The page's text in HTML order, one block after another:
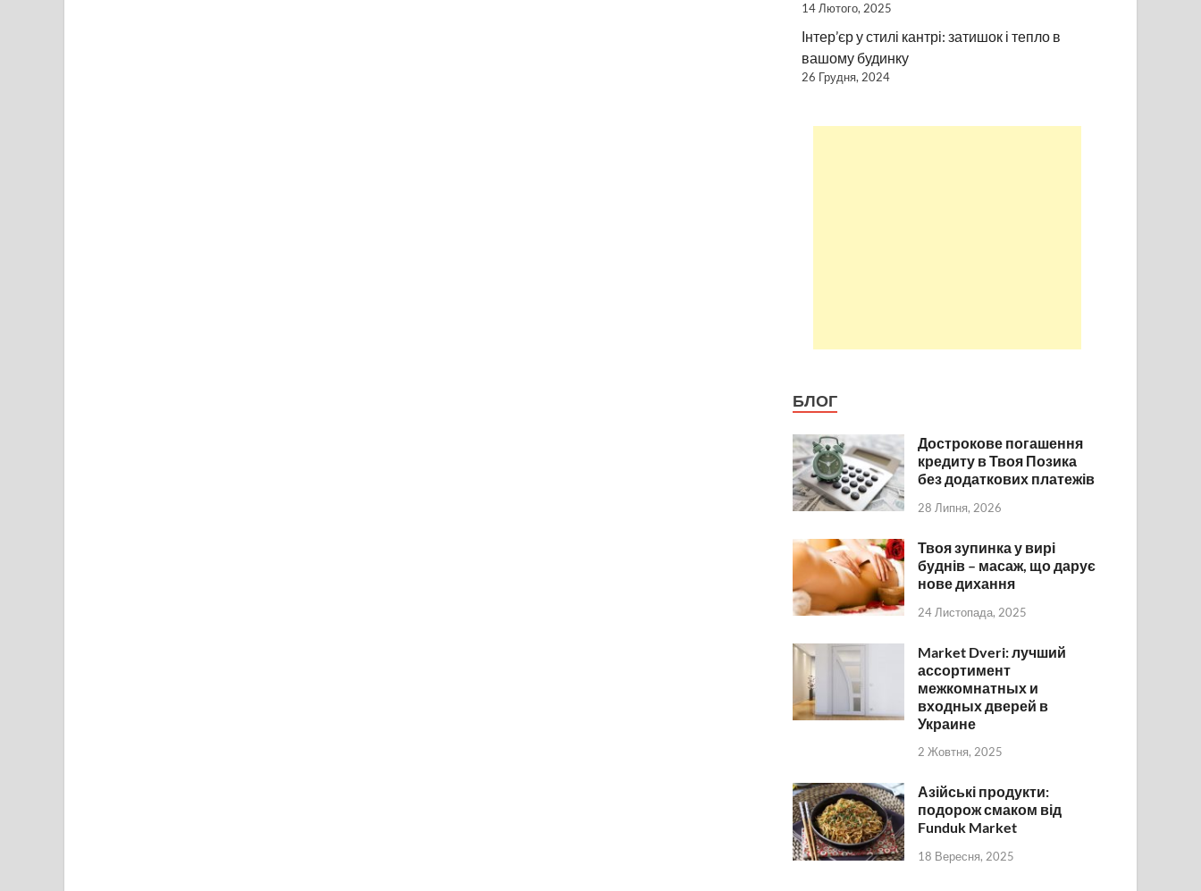
14 Лютого, 2025
Інтер’єр у стилі кантрі: затишок і тепло в
вашому будинку
26 Грудня, 2024
БЛОГ
Дострокове погашення
кредиту в Твоя Позика
без додаткових платежів
28 Липня, 2026
Твоя зупинка у вирі
буднів – масаж, що дарує
нове дихання
24 Листопада, 2025
Market Dveri: лучший
ассортимент
межкомнатных и
входных дверей в
Украине
2 Жовтня, 2025
Азійські продукти:
подорож смаком від
Funduk Market
18 Вересня, 2025